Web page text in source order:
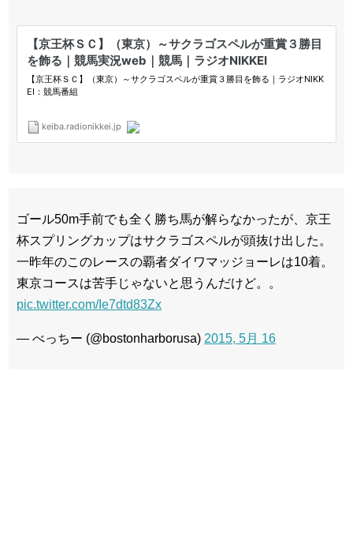
ゴール50m手前でも全く勝ち馬が解らなかったが、京王
杯スプリングカップはサクラゴスペルが頭抜け出した。
一昨年のこのレースの覇者ダイワマッジョーレは10着。
東京コースは苦手じゃないと思うんだけど。。
pic.twitter.com/Ie7dtd83Zx
— べっちー (@bostonharborusa) 2015, 5月 16